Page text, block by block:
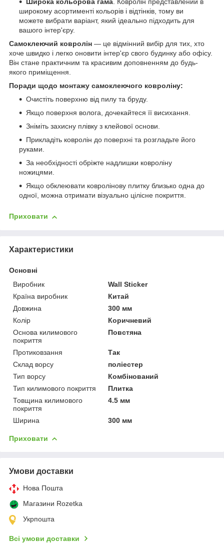
Широка кольорова гама. Ковролін представлений в
широкому асортименті кольорів і відтінків, тому ви
можете вибрати варіант, який ідеально підходить для
вашого інтер'єру.
Самоклеючий ковролін ― це відмінний вибір для тих, хто
хоче швидко і легко оновити інтер'єр свого будинку або офісу.
Він стане практичним та красивим доповненням до будь-
якого приміщення.
Поради щодо монтажу самоклеючого ковроліну:
Очистіть поверхню від пилу та бруду.
Якщо поверхня волога, дочекайтеся її висихання.
Зніміть захисну плівку з клейової основи.
Прикладіть ковролін до поверхні та розгладьте його
руками.
За необхідності обріжте надлишки ковроліну
ножицями.
Якщо обклеювати ковролінову плитку близько одна до
одної, можна отримати візуально цілісне покриття.
Приховати
Характеристики
Основні
Виробник
Wall Sticker
Країна виробник
Китай
Довжина
300 мм
Колір
Коричневий
Основа килимового
покриття
Повстяна
Протиковзання
Так
Склад ворсу
поліестер
Тип ворсу
Комбінований
Тип килимового покриття
Плитка
Товщина килимового
покриття
4.5 мм
Ширина 300 мм
Приховати
Умови доставки
Нова Пошта
Магазини Rozetka
Укрпошта
Всі умови доставки